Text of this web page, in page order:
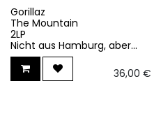
Gorillaz
The Mountain
2LP
Nicht aus Hamburg, aber...
36,00 €